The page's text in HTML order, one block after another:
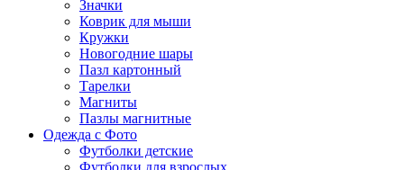
Значки
Коврик для мыши
Кружки
Новогодние шары
Пазл картонный
Тарелки
Магниты
Пазлы магнитные
Одежда с Фото
Футболки детские
Футболки для взрослых